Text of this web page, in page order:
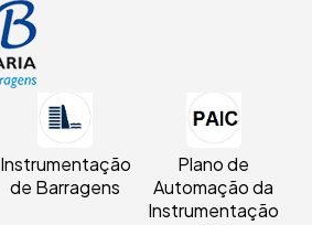
Instrumentação
de Barragens
Plano de
Automação da
Instrumentação